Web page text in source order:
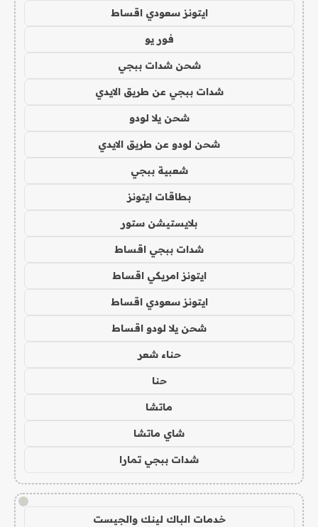
ايتونز سعودي اقساط
فور يو
شحن شدات ببجي
شدات ببجي عن طريق الايدي
شحن يلا لودو
شحن لودو عن طريق الايدي
شعبية ببجي
بطاقات ايتونز
بلايستيشن ستور
شدات ببجي اقساط
ايتونز امريكي اقساط
ايتونز سعودي اقساط
شحن يلا لودو اقساط
حناء شعر
حنا
ماتشا
شاي ماتشا
شدات ببجي تمارا
!
خدمات الباك لينك والجيست